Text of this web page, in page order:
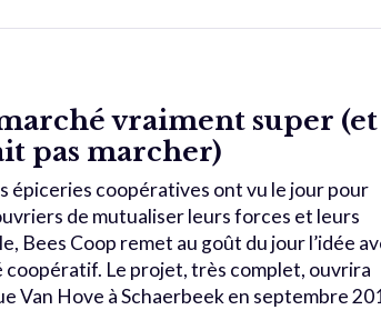
vraiment super (et
pas marcher)
épiceries coopératives ont vu le jour pour
de mutualiser leurs forces et leurs
Bees Coop remet au goût du jour l’idée
coopératif. Le projet, très complet, ouvrira
Van Hove à Schaerbeek en septembre